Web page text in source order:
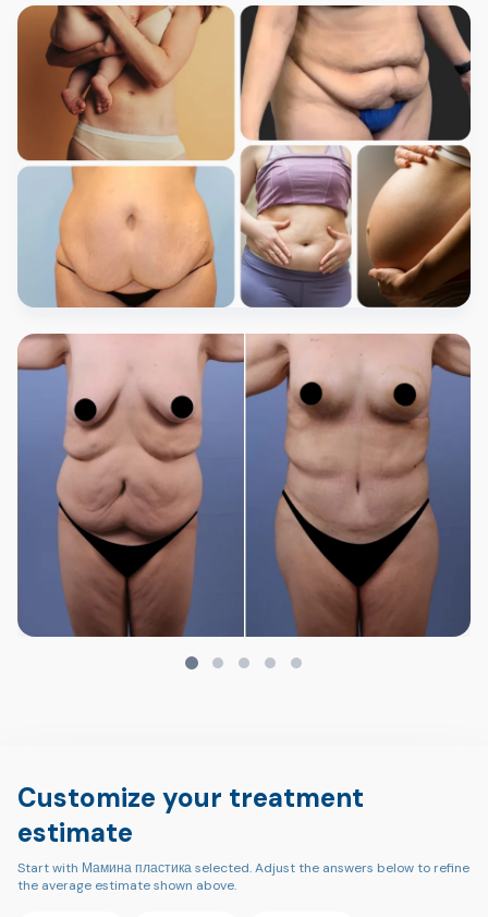
Customize your treatment
estimate
Start with Мамина пластика selected. Adjust the answers below to refine
the average estimate shown above.